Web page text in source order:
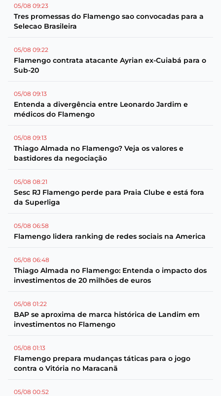
05/08 09:23
Tres promessas do Flamengo sao convocadas para a
Selecao Brasileira
05/08 09:22
Flamengo contrata atacante Ayrian ex-Cuiabá para o
Sub-20
05/08 09:13
Entenda a divergência entre Leonardo Jardim e
médicos do Flamengo
05/08 09:13
Thiago Almada no Flamengo? Veja os valores e
bastidores da negociação
05/08 08:21
Sesc RJ Flamengo perde para Praia Clube e está fora
da Superliga
05/08 06:58
Flamengo lidera ranking de redes sociais na America
05/08 06:48
Thiago Almada no Flamengo: Entenda o impacto dos
investimentos de 20 milhões de euros
05/08 01:22
BAP se aproxima de marca histórica de Landim em
investimentos no Flamengo
05/08 01:13
Flamengo prepara mudanças táticas para o jogo
contra o Vitória no Maracanã
05/08 00:52